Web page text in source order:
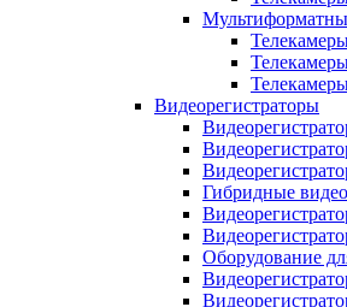
Видеорегистраторы
Гибридные
Оборудование